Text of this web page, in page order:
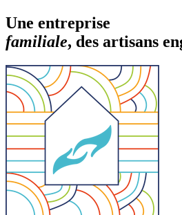
Une entreprise
familiale, des artisans